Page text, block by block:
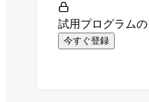
試用プログラム
今すぐ登録